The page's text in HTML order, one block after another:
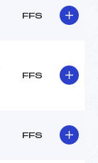
FFS
FFS
FFS